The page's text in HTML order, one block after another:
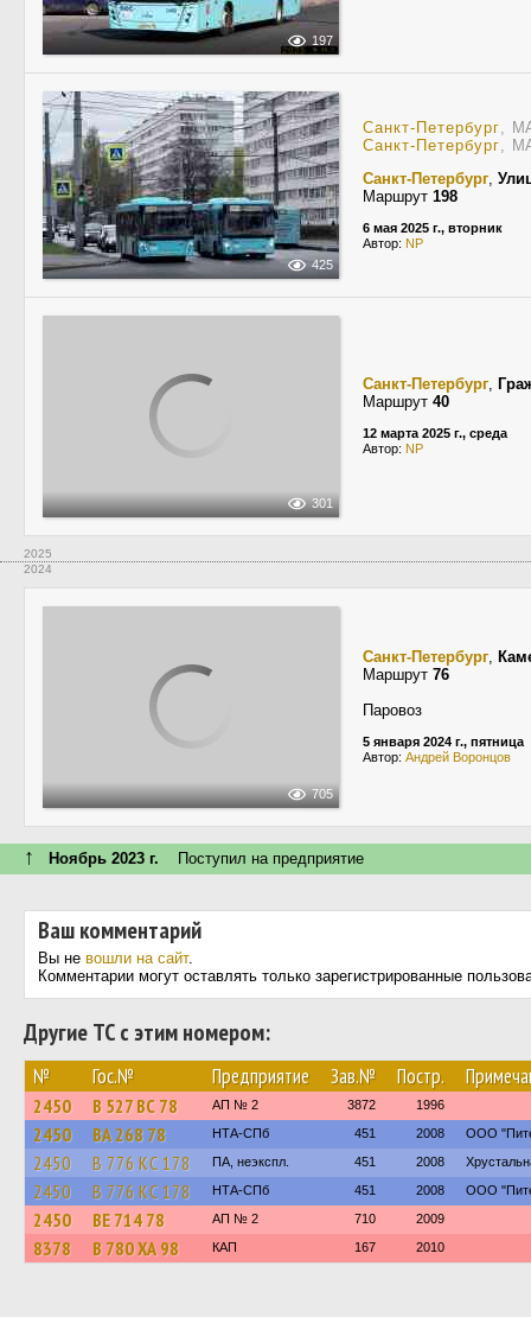
197
425
Санкт-Петербург,
Санкт-Петербург,
Санкт-Петербург,
Маршрут 198
6 мая 2025 г., вторник
Автор: NP
301
Санкт-Петербург,
Маршрут 40
12 марта 2025 г., среда
Автор: NP
2025
2024
705
Санкт-Петербург,
Маршрут 76
Паровоз
5 января 2024 г., пятница
Автор: Андрей Воронцов
↑ Ноябрь 2023 г. Поступил на предприятие
Ваш комментарий
Вы не вошли на сайт.
Комментарии могут оставлять только зарегистрированные
Другие ТС с этим номером:
№ Гос.№ Предприятие Зав.№ Постр.
2450 В 527 ВС 78 АП № 2 3872 1996
2450 ВА 268 78 НТА-СПб 451 2008 ООО
2450 В 776 КС 178 ПА, неэкспл. 451 2008
2450 В 776 КС 178 НТА-СПб 451 2008 ООО
2450 ВЕ 714 78 АП № 2 710 2009
8378 В 780 ХА 98 КАП 167 2010